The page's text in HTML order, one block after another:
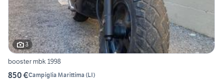
3
booster mbk 1998
850 €Campiglia Marittima (LI)